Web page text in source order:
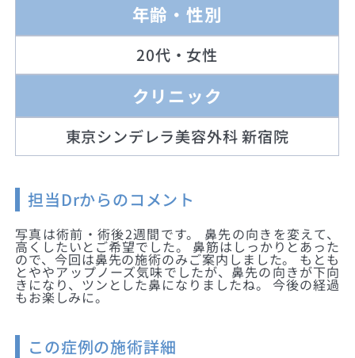
年齢・性別
20代・女性
クリニック
東京シンデレラ美容外科 新宿院
担当Drからのコメント
写真は術前・術後2週間です。 鼻先の向きを変えて、
高くしたいとご希望でした。 鼻筋はしっかりとあった
ので、今回は鼻先の施術のみご案内しました。 もとも
とややアップノーズ気味でしたが、鼻先の向きが下向
きになり、ツンとした鼻になりましたね。 今後の経過
もお楽しみに。
この症例の施術詳細